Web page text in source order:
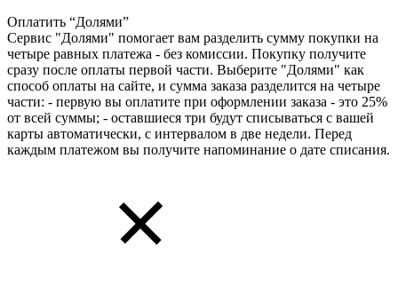
Оплатить “Долями”
Сервис "Долями" помогает вам разделить сумму покупки на
четыре равных платежа - без комиссии. Покупку получите
сразу после оплаты первой части. Выберите "Долями" как
способ оплаты на сайте, и сумма заказа разделится на четыре
части: - первую вы оплатите при оформлении заказа - это 25%
от всей суммы; - оставшиеся три будут списываться с вашей
карты автоматически, с интервалом в две недели. Перед
каждым платежом вы получите напоминание о дате списания.